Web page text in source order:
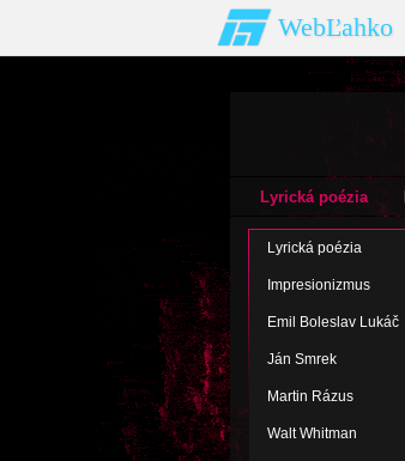
WebĽahko
Lyrická poézia
Lyrická poézia
Impresionizmus
Emil Boleslav Lukáč
Ján Smrek
Martin Rázus
Walt Whitman